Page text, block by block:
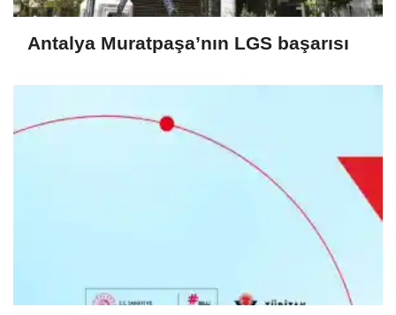
Antalya Muratpaşa’nın LGS başarısı